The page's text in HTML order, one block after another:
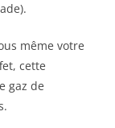
même votre
cette
gaz de